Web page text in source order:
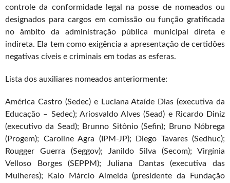
controle da conformidade legal na posse de nomeados ou
designados para cargos em comissão ou função gratificada
no âmbito da administração pública municipal direta e
indireta. Ela tem como exigência a apresentação de certidões
negativas cíveis e criminais em todas as esferas.
Lista dos auxiliares nomeados anteriormente:
América Castro (Sedec) e Luciana Ataíde Dias (executiva da
Educação – Sedec); Ariosvaldo Alves (Sead) e Ricardo Diniz
(executivo da Sead); Brunno Sitônio (Sefin); Bruno Nóbrega
(Progem); Caroline Agra (IPM-JP); Diego Tavares (Sedhuc);
Rougger Guerra (Seggov); Janildo Silva (Secom); Virgínia
Velloso Borges (SEPPM); Juliana Dantas (executiva das
Mulheres); Kaio Márcio Almeida (presidente da Fundação